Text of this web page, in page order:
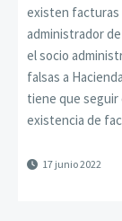
existen facturas
administrador
el socio
falsas a
tiene que seguir
existencia de
17 junio 2022